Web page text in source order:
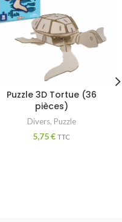
Puzzle 3D Tortue (36
pièces)
Divers, Puzzle
5,75€ TTC